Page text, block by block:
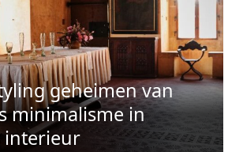
geheimen van
minimalisme in
interieur